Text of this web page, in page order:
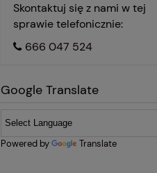
Skontaktuj się z nami w tej
sprawie telefonicznie:
666 047 524
Google Translate
Powered by Translate